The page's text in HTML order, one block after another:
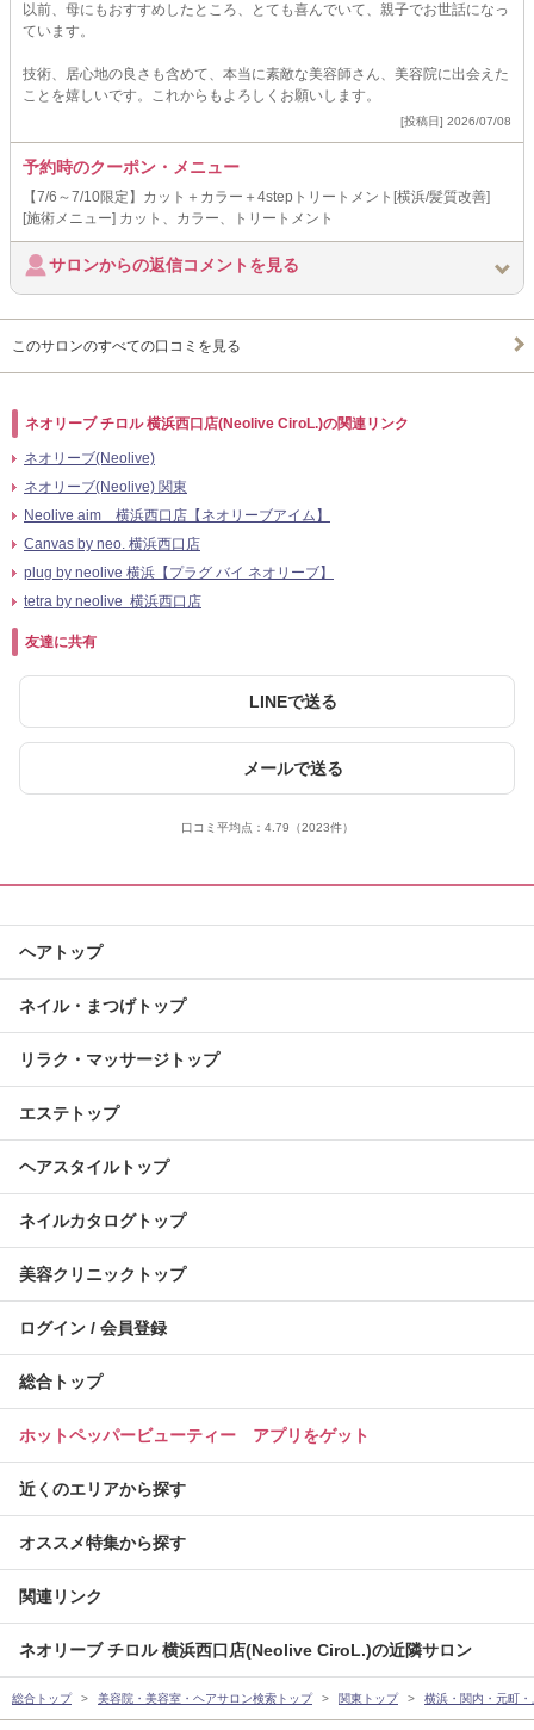
以前、母にもおすすめしたところ、とても喜んでいて、親子でお世話になっ
ています。
技術、居心地の良さも含めて、本当に素敵な美容師さん、美容院に出会えた
ことを嬉しいです。これからもよろしくお願いします。
[投稿日] 2026/07/08
予約時のクーポン・メニュー
【7/6～7/10限定】カット＋カラー＋4stepトリートメント[横浜/髪質改善]
[施術メニュー] カット、カラー、トリートメント
サロンからの返信コメントを見る
このサロンのすべての口コミを見る
ネオリーブ チロル 横浜西口店(Neolive CiroL.)の関連リンク
ネオリーブ(Neolive)
ネオリーブ(Neolive) 関東
Neolive aim 横浜西口店【ネオリーブアイム】
Canvas by neo. 横浜西口店
plug by neolive 横浜【プラグ バイ ネオリーブ】
tetra by neolive 横浜西口店
友達に共有
LINEで送る
メールで送る
口コミ平均点： 4.79 （2023件）
ヘアトップ
ネイル・まつげトップ
リラク・マッサージトップ
エステトップ
ヘアスタイルトップ
ネイルカタログトップ
美容クリニックトップ
ログイン / 会員登録
総合トップ
ホットペッパービューティー アプリをゲット
近くのエリアから探す
オススメ特集から探す
関連リンク
ネオリーブ チロル 横浜西口店(Neolive CiroL.)の近隣サロン
総合トップ 美容院・美容室・ヘアサロン検索トップ 関東トップ 横浜・関内・元町